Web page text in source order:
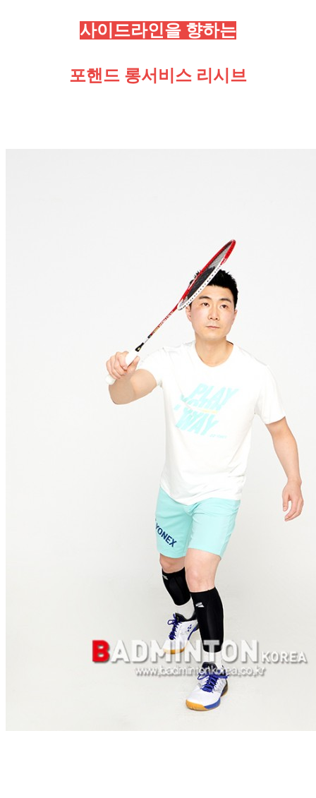
사이드라인을 향하는
포핸드 롱서비스 리시브